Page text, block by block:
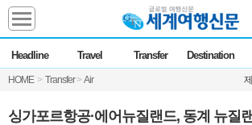
Headline Travel Transfer Destination
HOME > Transfer > Air
Headline
전체 News
Commentary Opinion
Focus Marketing
싱가포르항공·에어뉴질랜드, 동계 뉴질